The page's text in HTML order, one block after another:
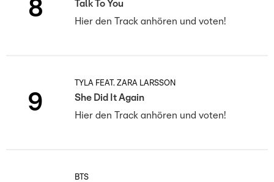
8
Talk To You
Hier den Track anhören und voten!
9
TYLA FEAT. ZARA LARSSON
She Did It Again
Hier den Track anhören und voten!
BTS